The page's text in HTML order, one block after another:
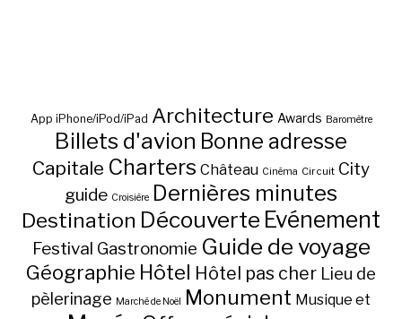
App iPhone/iPod/iPad Architecture Awards Baromètre
Billets d'avion Bonne adresse
Capitale Charters Château Cinéma Circuit City
guide Croisière Dernières minutes
Destination Découverte Evénement
Festival Gastronomie Guide de voyage
Géographie Hôtel Hôtel pas cher Lieu de
pèlerinage Marché de Noël Monument Musique et